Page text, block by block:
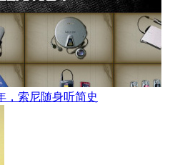
，索尼随身听简史